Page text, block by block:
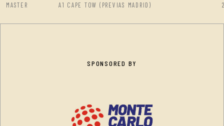
MASTER A1 CAPE TOW (PREVIAS MADRID)
SPONSORED BY